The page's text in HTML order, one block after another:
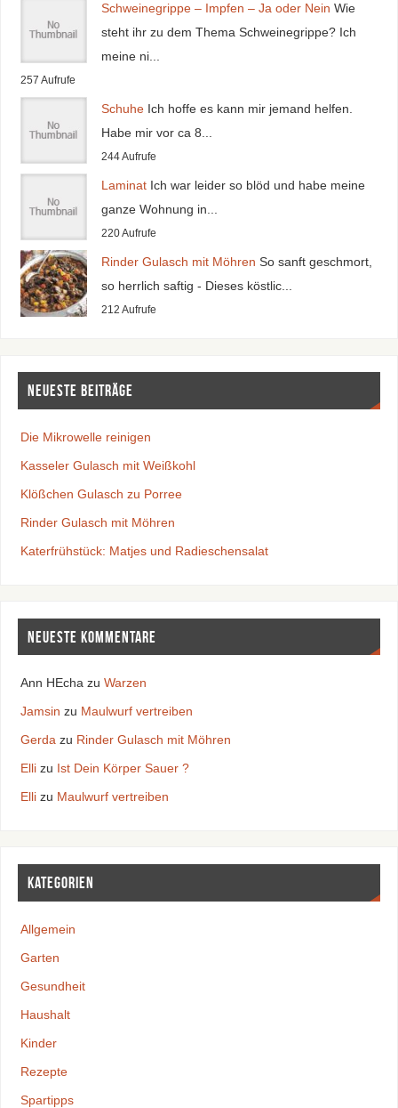
Schweinegrippe – Impfen – Ja oder Nein Wie
steht ihr zu dem Thema Schweinegrippe? Ich
meine ni...
257 Aufrufe
Schuhe Ich hoffe es kann mir jemand helfen.
Habe mir vor ca 8...
244 Aufrufe
Laminat Ich war leider so blöd und habe meine
ganze Wohnung in...
220 Aufrufe
Rinder Gulasch mit Möhren So sanft geschmort,
so herrlich saftig - Dieses köstlic...
212 Aufrufe
Neueste Beiträge
Die Mikrowelle reinigen
Kasseler Gulasch mit Weißkohl
Klößchen Gulasch zu Porree
Rinder Gulasch mit Möhren
Katerfrühstück: Matjes und Radieschensalat
Neueste Kommentare
Ann HEchazu Warzen
Jamsin zu Maulwurf vertreiben
Gerdazu Rinder Gulasch mit Möhren
Ellizu Ist Dein Körper Sauer ?
Ellizu Maulwurf vertreiben
Kategorien
Allgemein
Garten
Gesundheit
Haushalt
Kinder
Rezepte
Spartipps